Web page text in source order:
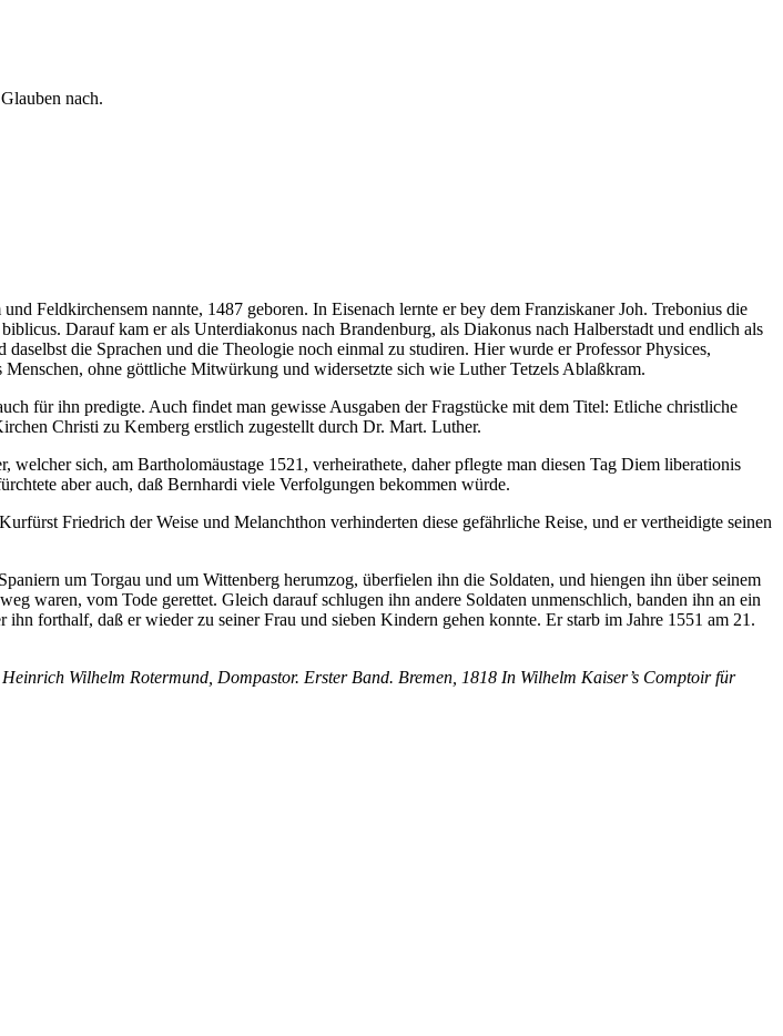
nach.
Feldkirchensem nannte, 1487 geboren. In Eisenach lernte er bey dem Franziskaner Joh. Trebonius die
Darauf kam er als Unterdiakonus nach Brandenburg, als Diakonus nach Halberstadt und endlich als
die Sprachen und die Theologie noch einmal zu studiren. Hier wurde er Professor Physices,
ohne göttliche Mitwürkung und widersetzte sich wie Luther Tetzels Ablaßkram.
für ihn predigte. Auch findet man gewisse Ausgaben der Fragstücke mit dem Titel: Etliche christliche
Christi zu Kemberg erstlich zugestellt durch Dr. Mart. Luther.
sich, am Bartholomäustage 1521, verheirathete, daher pflegte man diesen Tag Diem liberationis
aber auch, daß Bernhardi viele Verfolgungen bekommen würde.
Friedrich der Weise und Melanchthon verhinderten diese gefährliche Reise, und er vertheidigte seinen
um Torgau und um Wittenberg herumzog, überfielen ihn die Soldaten, und hiengen ihn über seinem
waren, vom Tode gerettet. Gleich darauf schlugen ihn andere Soldaten unmenschlich, banden ihn an ein
forthalf, daß er wieder zu seiner Frau und sieben Kindern gehen konnte. Er starb im Jahre 1551 am 21.
Wilhelm Rotermund, Dompastor. Erster Band. Bremen, 1818 In Wilhelm Kaiser’s Comptoir für